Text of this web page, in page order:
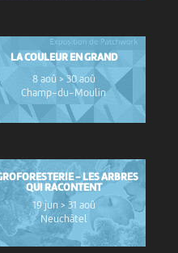
LA COULEUR EN GRAND
8 aoû > 30 aoû
Champ-du-Moulin
- LES ARBRES
QUI RACONTENT
19 jun > 31 aoû
Neuchâtel